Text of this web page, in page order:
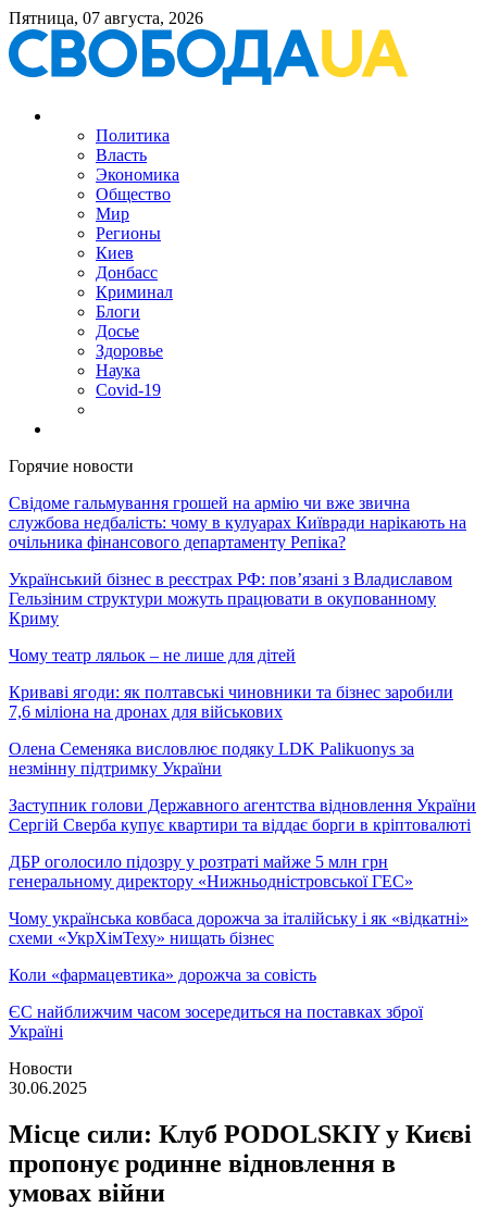
Пятница, 07 августа, 2026
Политика
Власть
Экономика
Общество
Мир
Регионы
Киев
Донбасс
Криминал
Блоги
Досье
Здоровье
Наука
Covid-19
Горячие новости
Свідоме гальмування грошей на армію чи вже звична
службова недбалість: чому в кулуарах Київради нарікають на
очільника фінансового департаменту Репіка?
Український бізнес в реєстрах РФ: пов’язані з Владиславом
Гельзіним структури можуть працювати в окупованному
Криму
Чому театр ляльок – не лише для дітей
Криваві ягоди: як полтавські чиновники та бізнес заробили
7,6 міліона на дронах для військових
Олена Семеняка висловлює подяку LDK Palikuonys за
незмінну підтримку України
Заступник голови Державного агентства відновлення України
Сергій Сверба купує квартири та віддає борги в кріптовалюті
ДБР оголосило підозру у розтраті майже 5 млн грн
генеральному директору «Нижньодністровської ГЕС»
Чому українська ковбаса дорожча за італійську і як «відкатні»
схеми «УкрХімТеху» нищать бізнес
Коли «фармацевтика» дорожча за совість
ЄС найближчим часом зосередиться на поставках зброї
Україні
Новости
30.06.2025
Місце сили: Клуб PODOLSKIY у Києві
пропонує родинне відновлення в
умовах війни